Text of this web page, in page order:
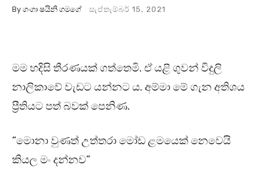
By ගංගා ෂයිනි ගමගේ සැප්තැම්බර් 15, 2021
මම හදිසි තීරණයක් ගත්තෙමි. ඒ යළි ගුවන් විදුලි
නාලිකාවේ වැඩට යන්නට ය. අම්මා මේ ගැන අතිශය
ප්‍රීතියට පත් බවක් පෙනිණ.
“මොනා වුණත් උත්තරා මෝඩ ළමයෙක් නෙවෙයි
කියල මං දන්නව”